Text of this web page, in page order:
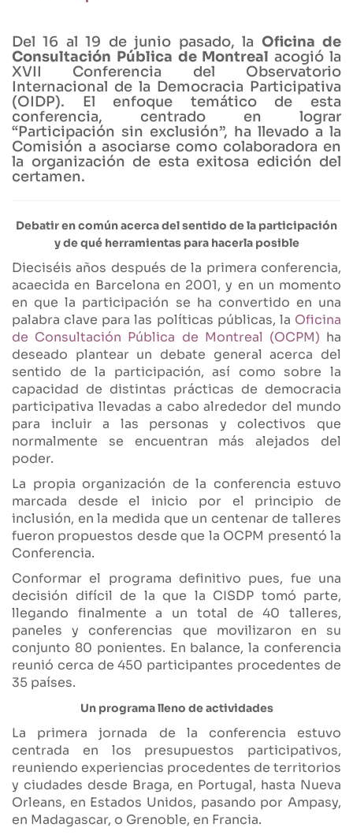
Del 16 al 19 de junio pasado, la Oficina de
Consultación Pública de Montreal acogió la
XVII Conferencia del Observatorio
Internacional de la Democracia Participativa
(OIDP). El enfoque temático de esta
conferencia, centrado en lograr
“Participación sin exclusión”, ha llevado a la
Comisión a asociarse como colaboradora en
la organización de esta exitosa edición del
certamen.
Debatir en común acerca del sentido de la participación
y de qué herramientas para hacerla posible
Dieciséis años después de la primera conferencia,
acaecida en Barcelona en 2001, y en un momento
en que la participación se ha convertido en una
palabra clave para las políticas públicas, la Oficina
de Consultación Pública de Montreal (OCPM) ha
deseado plantear un debate general acerca del
sentido de la participación, así como sobre la
capacidad de distintas prácticas de democracia
participativa llevadas a cabo alrededor del mundo
para incluir a las personas y colectivos que
normalmente se encuentran más alejados del
poder.
La propia organización de la conferencia estuvo
marcada desde el inicio por el principio de
inclusión, en la medida que un centenar de talleres
fueron propuestos desde que la OCPM presentó la
Conferencia.
Conformar el programa definitivo pues, fue una
decisión difícil de la que la CISDP tomó parte,
llegando finalmente a un total de 40 talleres,
paneles y conferencias que movilizaron en su
conjunto 80 ponientes. En balance, la conferencia
reunió cerca de 450 participantes procedentes de
35 países.
Un programa lleno de actividades
La primera jornada de la conferencia estuvo
centrada en los presupuestos participativos,
reuniendo experiencias procedentes de territorios
y ciudades desde Braga, en Portugal, hasta Nueva
Orleans, en Estados Unidos, pasando por Ampasy,
en Madagascar, o Grenoble, en Francia.